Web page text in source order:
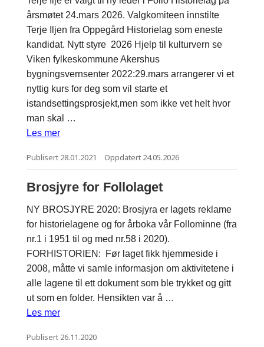
årsmøtet 24.mars 2026. Valgkomiteen innstilte
Terje Iljen fra Oppegård Historielag som eneste
kandidat. Nytt styre 2026 Hjelp til kulturvern se
Viken fylkeskommune Akershus
bygningsvernsenter 2022:29.mars arrangerer vi et
nyttig kurs for deg som vil starte et
istandsettingsprosjekt,men som ikke vet helt hvor
man skal …
Les mer
Publisert 28.01.2021 Oppdatert 24.05.2026
Brosjyre for Follolaget
NY BROSJYRE 2020: Brosjyra er lagets reklame
for historielagene og for årboka vår Follominne (fra
nr.1 i 1951 til og med nr.58 i 2020).
FORHISTORIEN: Før laget fikk hjemmeside i
2008, måtte vi samle informasjon om aktivitetene i
alle lagene til ett dokument som ble trykket og gitt
ut som en folder. Hensikten var å …
Les mer
Publisert 26.11.2020